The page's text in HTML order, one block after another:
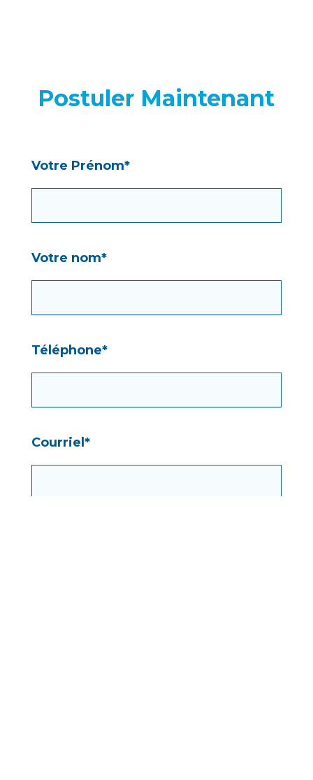
Postuler Maintenant
Votre Prénom*
Votre nom*
Téléphone*
Courriel*